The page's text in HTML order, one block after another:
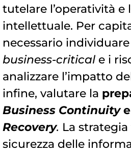
tutelare l’operatività e
intellettuale. Per
necessario
business-critical e i
analizzare l’impatto
infine, valutare la
Business Continuitye
Recovery. La
sicurezza delle